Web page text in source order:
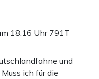
18:16 Uhr 791T
und
ich für die